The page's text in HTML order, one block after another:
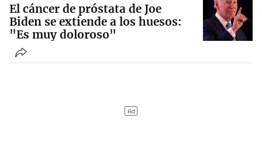
El cáncer de próstata de Joe
Biden se extiende a los huesos:
"Es muy doloroso"